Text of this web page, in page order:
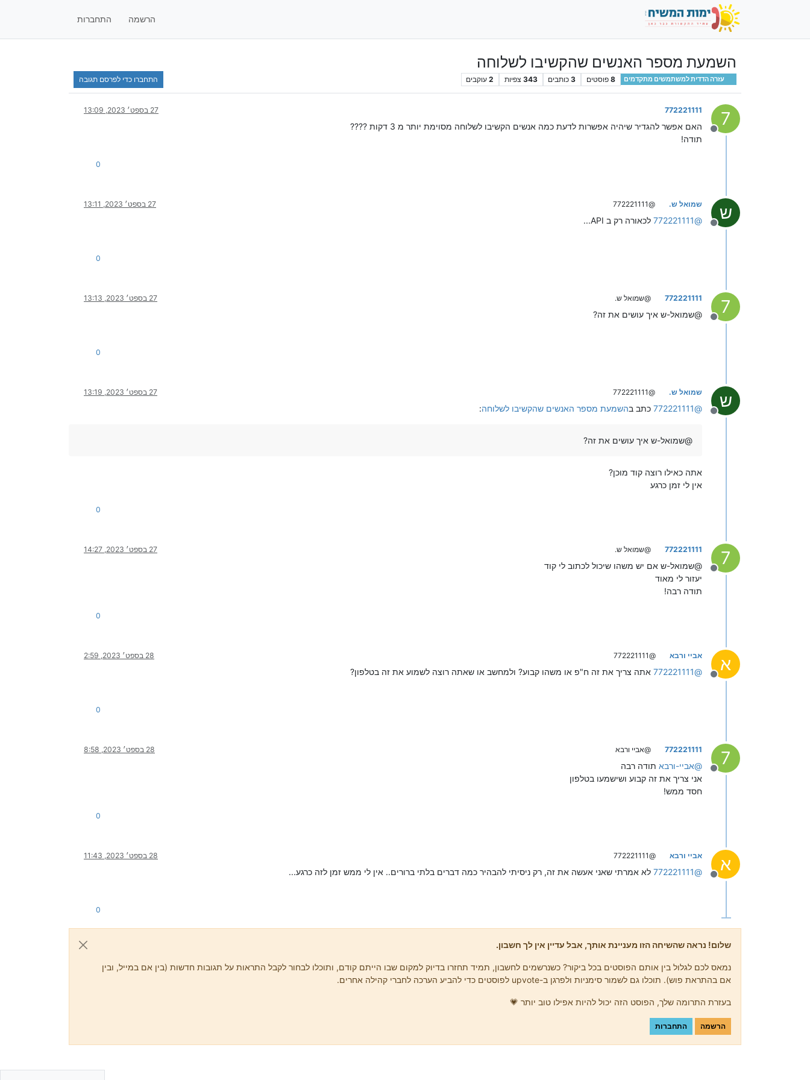
הרשמה התחברות
השמעת מספר האנשים שהקשיבו לשלוחה
עזרה הדדית למשתמשים מתקדמים 8 פוסטים 3 כותבים 343 צפיות 2 עוקבים התחברו כדי לפרסם תגובה
7
מנותק
772221111 27 בספט׳ 2023, 13:09
האם אפשר להגדיר שיהיה אפשרות לדעת כמה אנשים הקשיבו לשלוחה מסוימת יותר מ 3 דקות ????
תודה!
0
ש
מנותק
שמואל ש. @772221111 27 בספט׳ 2023, 13:11
@
772221111 לכאורה רק ב API...
0
7
מנותק
772221111 @שמואל ש. 27 בספט׳ 2023, 13:13
@שמואל-ש איך עושים את זה?
0
ש
מנותק
שמואל ש. @772221111 27 בספט׳ 2023, 13:19
@
772221111 כתב בהשמעת מספר האנשים שהקשיבו לשלוחה:
@שמואל-ש איך עושים את זה?
אתה כאילו רוצה קוד מוכן?
אין לי זמן כרגע
0
7
מנותק
772221111 @שמואל ש. 27 בספט׳ 2023, 14:27
@שמואל-ש אם יש משהו שיכול לכתוב לי קוד
יעזור לי מאוד
תודה רבה!
0
א
מנותק
אביי ורבא @772221111 28 בספט׳ 2023, 2:59
@
772221111 אתה צריך את זה ח"פ או משהו קבוע? ולמחשב או שאתה רוצה לשמוע את זה בטלפון?
0
7
מנותק
772221111 @אביי ורבא 28 בספט׳ 2023, 8:58
@אביי-ורבא תודה רבה
אני צריך את זה קבוע ושישמעו בטלפון
חסד ממש!
0
א
מנותק
אביי ורבא @772221111 28 בספט׳ 2023, 11:43
@
772221111 לא אמרתי שאני אעשה את זה, רק ניסיתי להבהיר כמה דברים בלתי ברורים.. אין לי ממש זמן לזה כרגע...
0
שלום! נראה שהשיחה הזו מעניינת אותך, אבל עדיין אין לך חשבון.
נמאס לכם לגלול בין אותם הפוסטים בכל ביקור? כשנרשמים לחשבון, תמיד תחזרו בדיוק למקום שבו הייתם קודם, ותוכלו לבחור לקבל התראות על תגובות חדשות (בין אם במייל, ובין
אם בהתראת פוש). תוכלו גם לשמור סימניות ולפרגן ב-upvote לפוסטים כדי להביע הערכה לחברי קהילה אחרים.
בעזרת התרומה שלך, הפוסט הזה יכול להיות אפילו טוב יותר 💗
הרשמה התחברות